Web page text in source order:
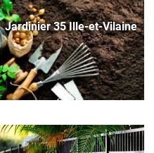
Jardinier 35 Ille-et-Vilaine